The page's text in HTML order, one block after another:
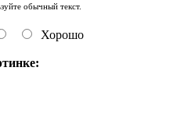
обычный текст.
Хорошо